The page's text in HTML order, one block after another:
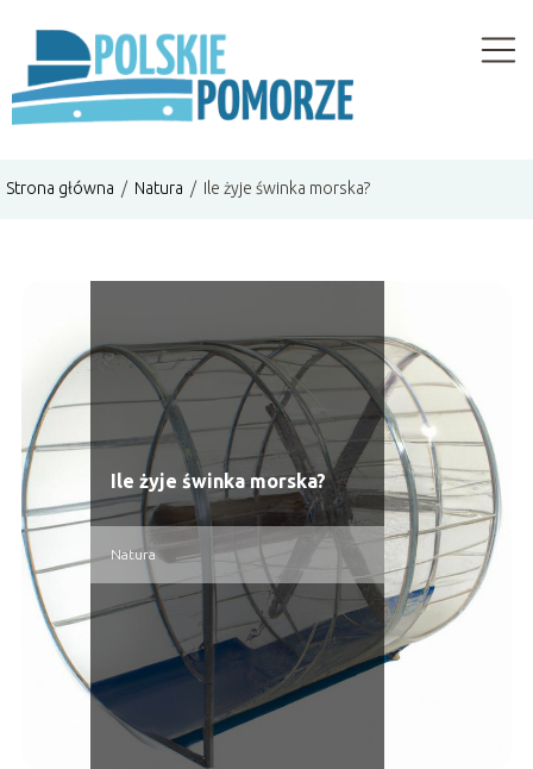
Strona główna / Natura / Ile żyje świnka morska?
Ile żyje świnka morska?
Natura